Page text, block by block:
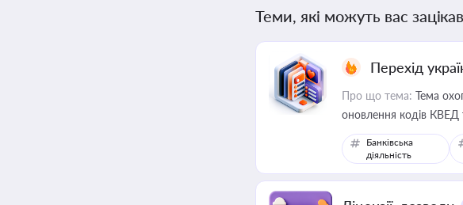
Теми, які можуть вас
Перехід
Про що тема: Тема
оновлення кодів КВЕД
Банківська
діяльність